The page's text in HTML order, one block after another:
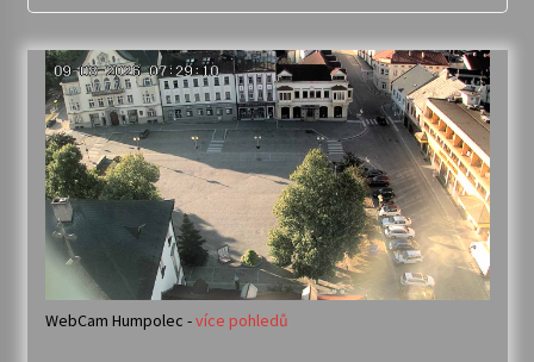
WebCam Humpolec -více pohledů